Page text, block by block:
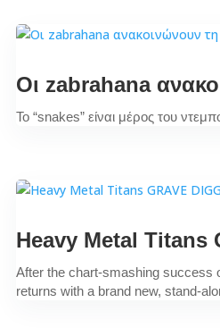
Οι zabrahana
Το “snakes” είναι μέρος του
Heavy Metal Titans
After the chart-smashing success
returns with a brand new, stand-